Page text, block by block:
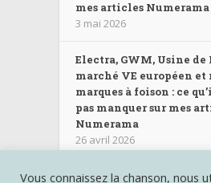
mes articles Numerama
3 mai 2026
Electra, GWM, Usine de
marché VE européen
marques à foison : ce
pas manquer sur mes
Numerama
26 avril 2026
Vous connaissez la chanson, nous